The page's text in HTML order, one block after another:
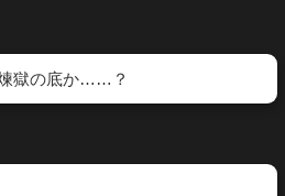
獄の底か……？